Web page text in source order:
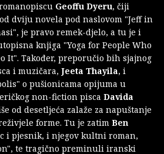
Geoffu Dyeru, čiji
dviju novela pod naslovom "Jeff in
je pravo remek-djelo, a tu je i
knjiga "Yoga for People Who
It". Također, preporučio bih sjajnog
i muzičara, Jeeta Thayila, i
o pušionicama opijuma u
non-fiction pisca Davida
od desetljeća zalaže za napuštanje
forme. Tu je zatim Ben
i pjesnik, i njegov kultni roman,
te tragično preminuli iranski